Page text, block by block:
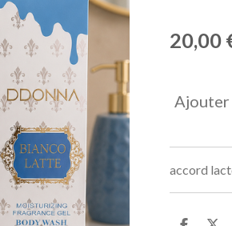
20,00
Ajouter
accord